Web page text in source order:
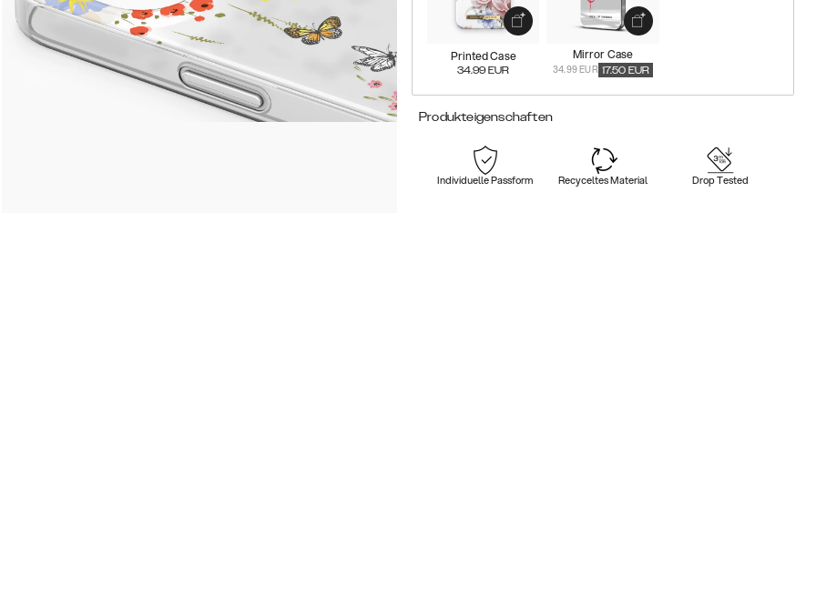
Printed Case
34.99 EUR
Mirror Case
34.99 EUR 17.50 EUR
Produkteigenschaften
Individuelle Passform Recyceltes Material Drop Tested